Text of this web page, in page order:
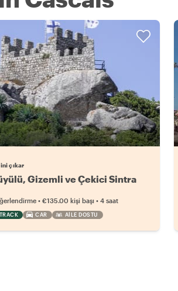
çıkar
Gizemli ve Çekici Sintra
•€135.00 kişi başı •4 saat
CAR AILE DOSTU